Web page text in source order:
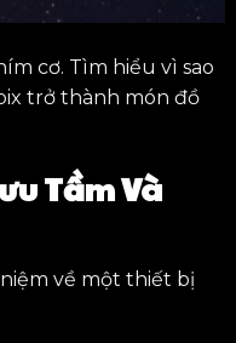
cơ. Tìm hiểu vì sao
trở thành món đồ
Tầm Và
về một thiết bị